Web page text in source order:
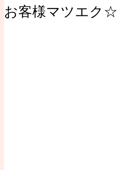
お客様マツエク☆